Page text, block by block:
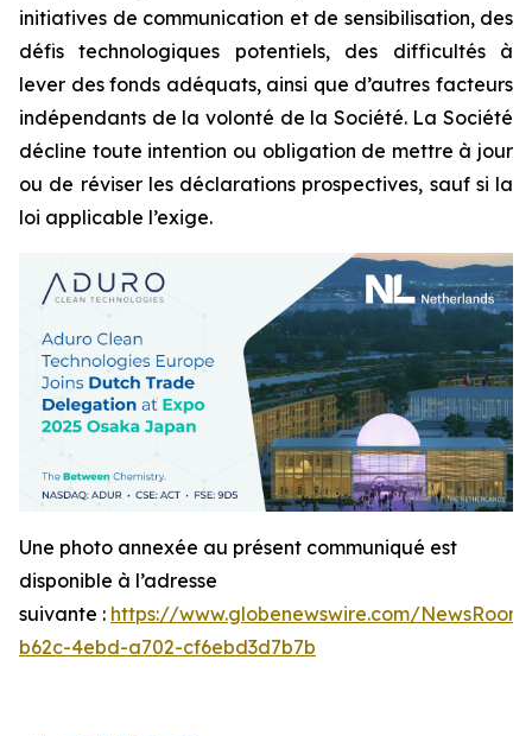
initiatives de communication et de sensibilisation, des
défis technologiques potentiels, des difficultés à
lever des fonds adéquats, ainsi que d’autres facteurs
indépendants de la volonté de la Société. La Société
décline toute intention ou obligation de mettre à jour
ou de réviser les déclarations prospectives, sauf si la
loi applicable l’exige.
Une photo annexée au présent communiqué est
disponible à l’adresse
suivante : https://www.globenewswire.com/
b62c-4ebd-a702-cf6ebd3d7b7b